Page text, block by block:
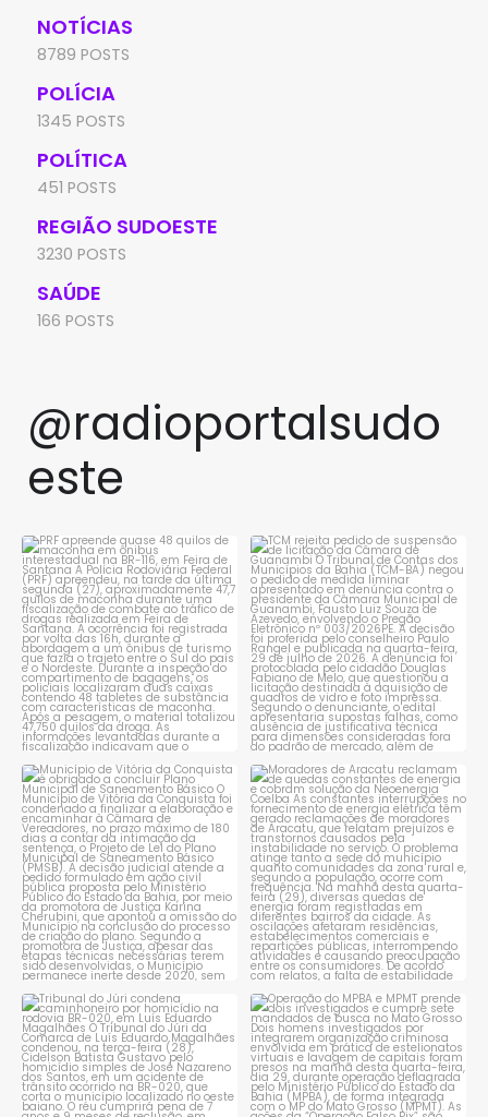
NOTÍCIAS
8789 POSTS
POLÍCIA
1345 POSTS
POLÍTICA
451 POSTS
REGIÃO SUDOESTE
3230 POSTS
SAÚDE
166 POSTS
@radioportalsudo
este
PRF apreende quase 48 quilos
de maconha em ônibus...
1 0
TCM rejeita pedido de
suspensão de licitação da...
1 0
Município de Vitória da
Conquista é obrigado a...
1 0
Moradores de Aracatu
reclamam de quedas
constantes ...
1 0
Tribunal do Júri condena
caminhoneiro por...
1 0
Operação do MPBA e MPMT
prende dois investigados e...
1 0